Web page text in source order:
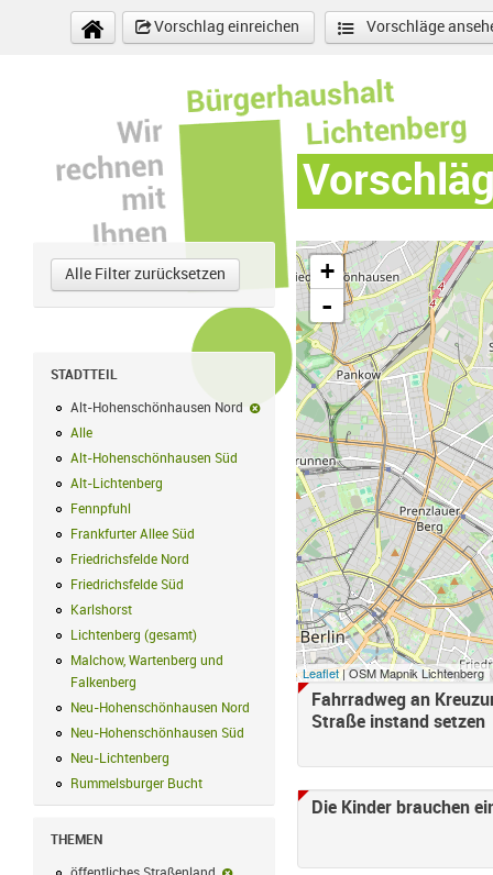
Direkt zum Inhalt
Vorschlag einreichen
Vorschläge
Alle Filter zurücksetzen
STADTTEIL
Alt-Hohenschönhausen Nord
Alt-Hohenschönhausen Nord-Filter
Alle
Alt-Hohenschönhausen Süd
Alt-Hohenschönhausen Süd Filter
Alt-Lichtenberg Alt-Lichtenberg Filter anwenden
Fennpfuhl
Frankfurter Allee Süd
Frankfurter Allee Süd Filter anwenden
Friedrichsfelde Nord
Friedrichsfelde Nord Filter anwenden
Friedrichsfelde Süd
Friedrichsfelde Süd Filter anwenden
Karlshorst
Lichtenberg (gesamt) Lichtenberg (gesamt) Filter anwenden
Malchow, Wartenberg und
Falkenberg Malchow, Wartenberg und Falkenberg Filter anwenden
Neu-Hohenschönhausen Nord
Neu-Hohenschönhausen Nord Filter
Neu-Hohenschönhausen Süd
Neu-Lichtenberg
Rummelsburger Bucht
THEMEN
+
-
Leaflet| OSM Mapnik Lichtenberg
Fahrradweg an
Straße instand setzen
Die Kinder brauchen